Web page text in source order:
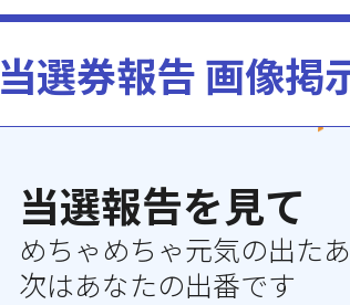
当選券報告 画像掲
当選報告を見て
めちゃめちゃ元気の出た
次はあなたの出番です